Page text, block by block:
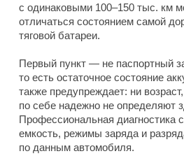
с одинаковыми 100–150 тыс. км
отличаться состоянием самой
тяговой батареи.
Первый пункт — не паспортный
то есть остаточное состояние
также предупреждает: ни
по себе надежно не определяют
Профессиональная диагностика
емкость, режимы заряда и
по данным автомобиля.